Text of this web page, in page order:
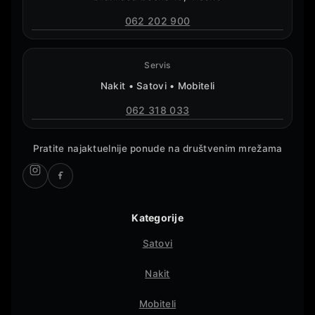
062 202 900
Servis
Nakit • Satovi • Mobiteli
062 318 033
Pratite najaktuelnije ponude na društvenim mrežama
Kategorije
Satovi
Nakit
Mobiteli